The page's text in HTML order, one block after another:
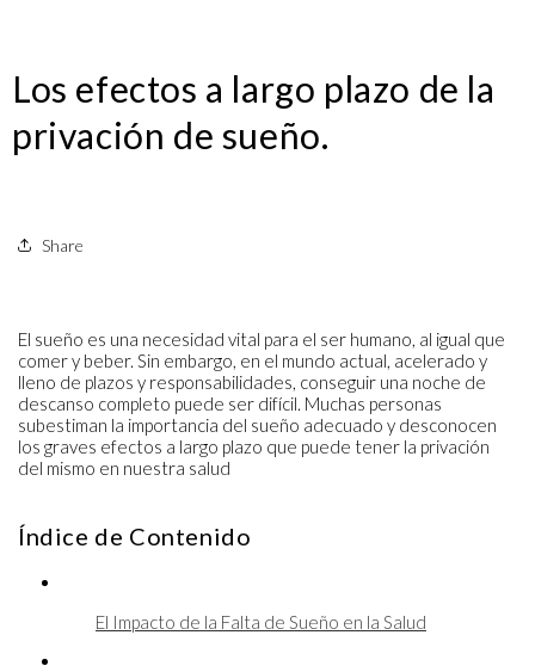
Los efectos a largo plazo de la
privación de sueño.
Share
El sueño es una necesidad vital para el ser humano, al igual que
comer y beber. Sin embargo, en el mundo actual, acelerado y
lleno de plazos y responsabilidades, conseguir una noche de
descanso completo puede ser difícil. Muchas personas
subestiman la importancia del sueño adecuado y desconocen
los graves efectos a largo plazo que puede tener la privación
del mismo en nuestra salud
Índice de Contenido
El Impacto de la Falta de Sueño en la Salud